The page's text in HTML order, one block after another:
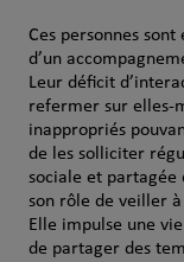
Ces personnes
d’un
Leur déficit
refermer sur elles-
inappropriés
de les solliciter
sociale et partagée
son rôle de veiller
Elle impulse une
de partager des